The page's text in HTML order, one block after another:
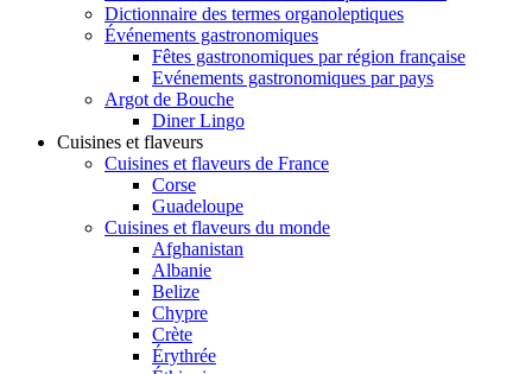
Dictionnaire des termes organoleptiques
Événements gastronomiques
Fêtes gastronomiques par région française
Evénements gastronomiques par pays
Argot de Bouche
Diner Lingo
Cuisines et flaveurs
Cuisines et flaveurs de France
Corse
Guadeloupe
Cuisines et flaveurs du monde
Afghanistan
Albanie
Belize
Chypre
Crète
Érythrée